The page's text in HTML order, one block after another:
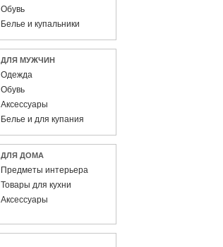
Обувь
Белье и купальники
ДЛЯ МУЖЧИН
Одежда
Обувь
Аксессуары
Белье и для купания
ДЛЯ ДОМА
Предметы интерьера
Товары для кухни
Аксессуары